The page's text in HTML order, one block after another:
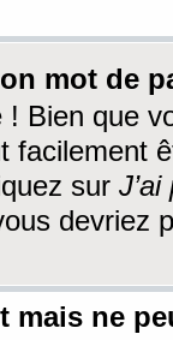
mot de
! Bien que
facilement
sur
devriez
mais ne